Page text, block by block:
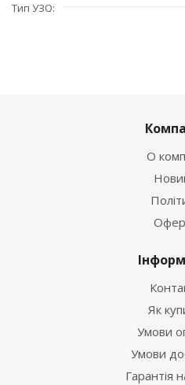
Тип УЗО
О
Як
Умови
Умови
Гарантія